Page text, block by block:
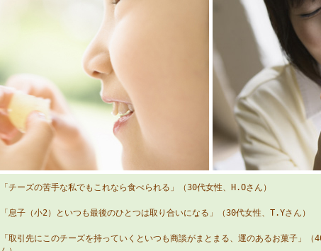
「チーズの苦手な私でもこれなら食べられる」（30代女性、H.Oさん）
「息子（小2）といつも最後のひとつは取り合いになる」（30代女性、T.Yさん）
「取引先にこのチーズを持っていくといつも商談がまとまる、運のあるお菓子」（